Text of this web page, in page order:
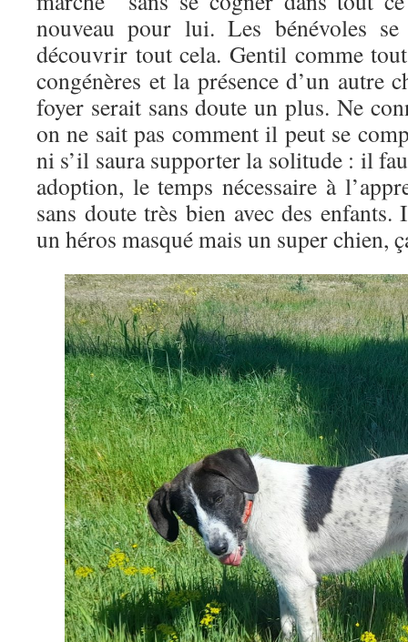
nouveau pour lui. Les bénévoles
découvrir tout cela. Gentil comme
congénères et la présence d’un autre
foyer serait sans doute un plus. Ne
on ne sait pas comment il peut se
ni s’il saura supporter la solitude : il
adoption, le temps nécessaire à
sans doute très bien avec des
un héros masqué mais un super chien,